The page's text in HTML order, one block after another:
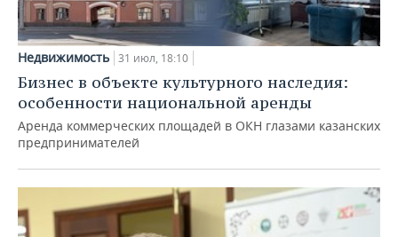
Недвижимость 31 июл, 18:10
Бизнес в объекте культурного наследия:
особенности национальной аренды
Аренда коммерческих площадей в ОКН глазами казанских
предпринимателей